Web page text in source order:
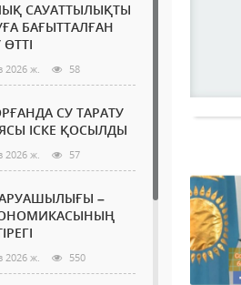
САУАТТЫЛЫҚТЫ
БАҒЫТТАЛҒАН
2026 ж. 58
СУ ТАРАТУ
ІСКЕ ҚОСЫЛДЫ
2026 ж. 57
–
2026 ж. 550